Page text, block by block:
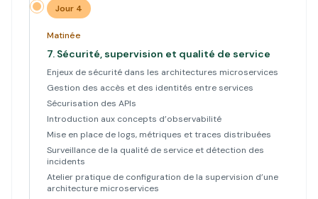
Jour 4
Matinée
7. Sécurité, supervision et qualité de service
Enjeux de sécurité dans les architectures microservices
Gestion des accès et des identités entre services
Sécurisation des APIs
Introduction aux concepts d’observabilité
Mise en place de logs, métriques et traces distribuées
Surveillance de la qualité de service et détection des
incidents
Atelier pratique de configuration de la supervision d’une
architecture microservices